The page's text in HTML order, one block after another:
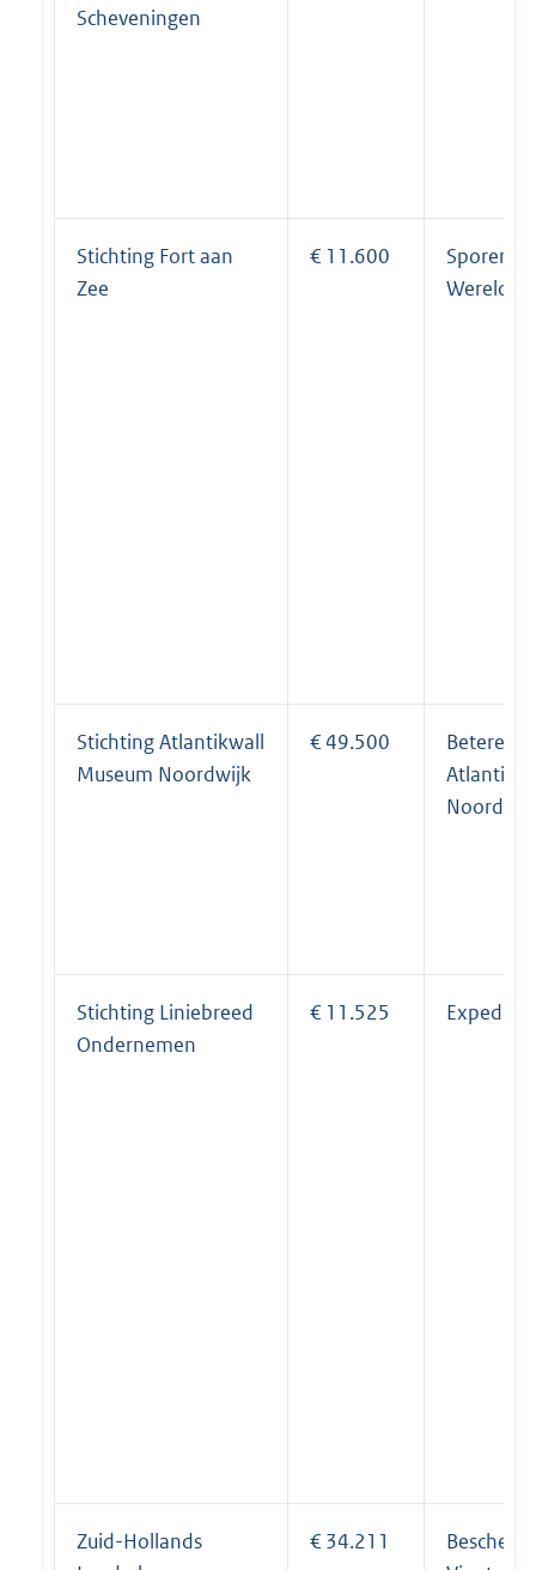
Scheveningen
Stichting Fort aan
Zee
€ 11.600
Sporen
Stichting Atlantikwall
Museum Noordwijk
€ 49.500
Betere
Stichting Liniebreed
Ondernemen
€ 11.525
Zuid-Hollands
€ 34.211